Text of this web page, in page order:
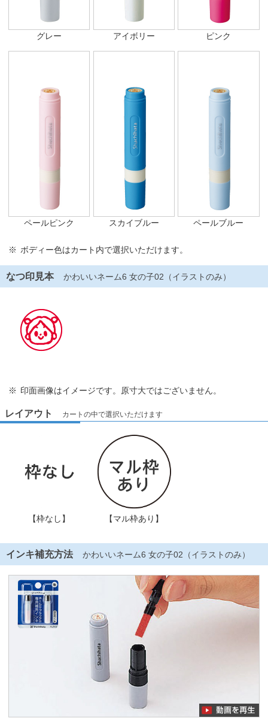
グレー アイボリー ピンク
ペールピンク スカイブルー ペールブルー
ボディー色はカート内で選択いただけます。
なつ印見本 かわいいネーム6 女の子02（イラストのみ）
印面画像はイメージです。原寸大ではございません。
レイアウト カートの中で選択いただけます
【枠なし】 【マル枠あり】
インキ補充方法 かわいいネーム6 女の子02（イラストのみ）